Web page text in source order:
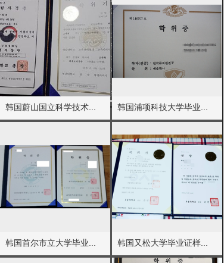
亚、美国、日本、台湾、香港、新加坡、英国等！翻译、封面、定制
国外大学毕业证外壳、按样本定制、海外大学毕业证成绩单、海外文
凭认证。国外大学毕业证图片、意大利毕业证样本、西班牙毕业证样
本、葡萄牙毕业证样本、荷兰毕业证样本、韩国毕业证样本、印度毕
业证样本、阿根廷毕业证样本、南非毕业证样本、新加坡毕业证样
本、瑞士毕业证样本、德国毕业证样本、澳大利亚毕业证样本、马来
西亚毕业证样本、澳洲毕业证样本、美国毕业证样本、英国毕业证样
本、加拿大毕业证样本、法国毕业证样本、等国外毕业证图片。
海外学历认证热潮下的教育行业新思考
韩国高中与朝鲜大学政策改革观察
留学文凭认证新趋势：韩国高校学历信息核验指南
本文聚焦韩国留学最新趋势与学历认证实务，深入解析毕业证书、学位证书及成绩...
本文聚焦韩国大学留学的最新趋势，特别是韩国朝鲜大学的学历认证与数字化证书...
海外学历认证热潮下的教育行业新思考
本文聚焦海外学历认证热点，剖析证书样本与成绩单定制乱象背后的诚信风险。以...
韩国高中与朝鲜大学政策改革观察
本文聚焦近期韩国教育政策热点，围绕韩国高中改革与韩国朝鲜大学招生变化展开...
韩国蔚山国立科学技术... 韩国浦项科技大学毕业...
韩国首尔市立大学毕业... 韩国又松大学毕业证样...